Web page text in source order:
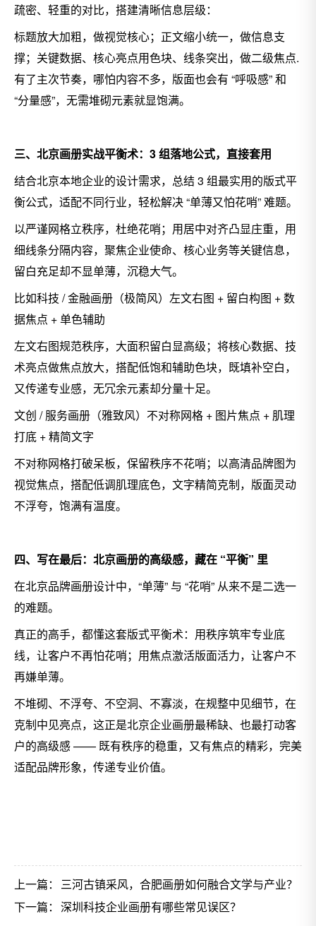
疏密、轻重的对比，搭建清晰信息层级：
标题放大加粗，做视觉核心； 正文缩小统一，做信息支
撑； 关键数据、核心亮点用色块、线条突出，做二级焦点.
有了主次节奏，哪怕内容不多，版面也会有 “呼吸感” 和
“分量感”，无需堆砌元素就显饱满。
三、北京画册实战平衡术：3 组落地公式，直接套用
结合北京本地企业的设计需求，总结 3 组最实用的版式平
衡公式，适配不同行业，轻松解决 “单薄又怕花哨” 难题。
以严谨网格立秩序，杜绝花哨；用居中对齐凸显庄重，用
细线条分隔内容，聚焦企业使命、核心业务等关键信息，
留白充足却不显单薄，沉稳大气。
比如科技 / 金融画册（极简风） 左文右图 + 留白构图 + 数
据焦点 + 单色辅助
左文右图规范秩序，大面积留白显高级；将核心数据、技
术亮点做焦点放大，搭配低饱和辅助色块，既填补空白，
又传递专业感，无冗余元素却分量十足。
文创 / 服务画册（雅致风） 不对称网格 + 图片焦点 + 肌理
打底 + 精简文字
不对称网格打破呆板，保留秩序不花哨；以高清品牌图为
视觉焦点，搭配低调肌理底色，文字精简克制，版面灵动
不浮夸，饱满有温度。
四、写在最后：北京画册的高级感，藏在 “平衡” 里
在北京品牌画册设计中，“单薄” 与 “花哨” 从来不是二选一
的难题。
真正的高手，都懂这套版式平衡术：用秩序筑牢专业底
线，让客户不再怕花哨；用焦点激活版面活力，让客户不
再嫌单薄。
不堆砌、不浮夸、不空洞、不寡淡，在规整中见细节，在
克制中见亮点，这正是北京企业画册最稀缺、也最打动客
户的高级感 —— 既有秩序的稳重，又有焦点的精彩，完美
适配品牌形象，传递专业价值。
上一篇：
三河古镇采风，合肥画册如何融合文学与产业？
下一篇： 深圳科技企业画册有哪些常见误区？